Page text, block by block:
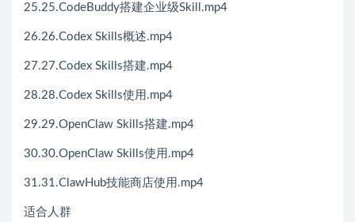
25.25.CodeBuddy搭建企业级Skill.mp4
26.26.Codex Skills概述.mp4
27.27.Codex Skills搭建.mp4
28.28.Codex Skills使用.mp4
29.29.OpenClaw Skills搭建.mp4
30.30.OpenClaw Skills使用.mp4
31.31.ClawHub技能商店使用.mp4
适合人群